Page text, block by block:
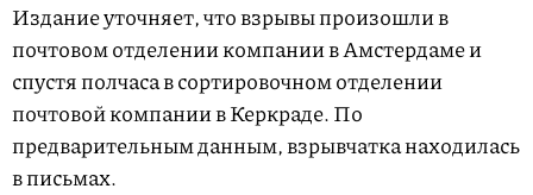
Издание уточняет, что взрывы произошли в
почтовом отделении компании в Амстердаме и
спустя полчаса в сортировочном отделении
почтовой компании в Керкраде. По
предварительным данным, взрывчатка находилась
в письмах.